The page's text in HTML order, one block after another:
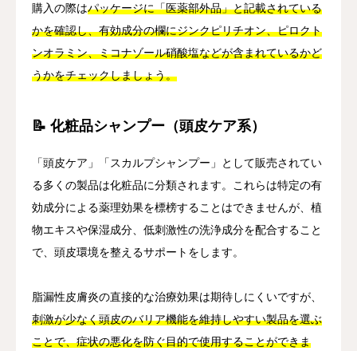
購入の際はパッケージに「医薬部外品」と記載されている
かを確認し、有効成分の欄にジンクピリチオン、ピロクト
ンオラミン、ミコナゾール硝酸塩などが含まれているかど
うかをチェックしましょう。
📝 化粧品シャンプー（頭皮ケア系）
「頭皮ケア」「スカルプシャンプー」として販売されてい
る多くの製品は化粧品に分類されます。これらは特定の有
効成分による薬理効果を標榜することはできませんが、植
物エキスや保湿成分、低刺激性の洗浄成分を配合すること
で、頭皮環境を整えるサポートをします。
脂漏性皮膚炎の直接的な治療効果は期待しにくいですが、
刺激が少なく頭皮のバリア機能を維持しやすい製品を選ぶ
ことで、症状の悪化を防ぐ目的で使用することができま